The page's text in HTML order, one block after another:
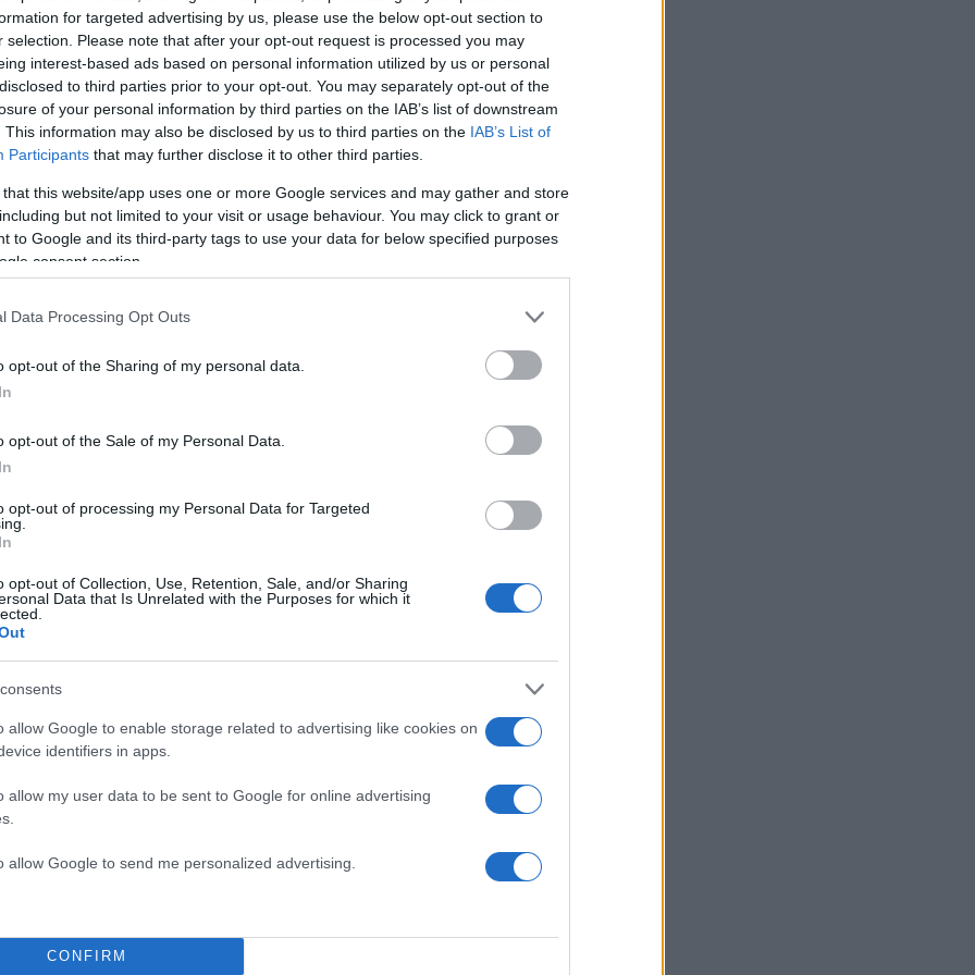
for targeted advertising by us, please use the below opt-out section to
selection. Please note that after your opt-out request is processed you may
interest-based ads based on personal information utilized by us or personal
to third parties prior to your opt-out. You may separately opt-out of the
of your personal information by third parties on the IAB’s list of downstream
This information may also be disclosed by us to third parties on the IAB’s List of
Participants that may further disclose it to other third parties.
that this website/app uses one or more Google services and may gather and store
but not limited to your visit or usage behaviour. You may click to grant or
to Google and its third-party tags to use your data for below specified purposes
consent section.
Data Processing Opt Outs
opt-out of the Sharing of my personal data.
opt-out of the Sale of my Personal Data.
opt-out of processing my Personal Data for Targeted
opt-out of Collection, Use, Retention, Sale, and/or Sharing
Data that Is Unrelated with the Purposes for which it
allow Google to enable storage related to advertising like cookies on
identifiers in apps.
allow my user data to be sent to Google for online advertising
allow Google to send me personalized advertising.
CONFIRM
(@atrupar)June 9, 2026
REFILE
ήταν πιο έντονες ακόμη και από εκείνες που
των Σαν Αντόνιο Σπερς κατά την είσοδό τους στο γήπεδο.